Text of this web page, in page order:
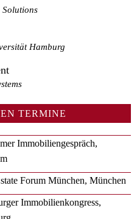
Solutions
Hamburg
TERMINE
Immobiliengespräch,
Forum München, München
Immobilienkongress,